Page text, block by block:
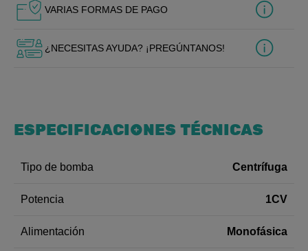
VARIAS FORMAS DE PAGO
¿NECESITAS AYUDA? ¡PREGÚNTANOS!
ESPECIFICACIONES TÉCNICAS
Tipo de bomba Centrífuga
Potencia 1CV
Alimentación Monofásica